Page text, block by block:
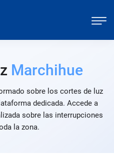
Marchihue
sobre los cortes de luz
dedicada. Accede a
sobre las interrupciones
la zona.